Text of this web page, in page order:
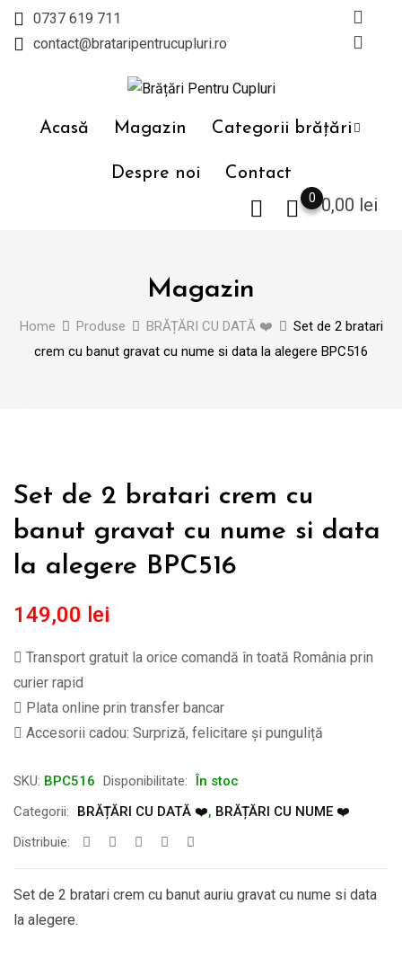
Skip
0737 619 711
contact@brataripentrucupluri.ro
Acasă Magazin Categorii brățări
Despre noi Contact
0,00 lei
0
Magazin
Home Produse BRĂȚĂRI CU DATĂ ❤️
Set de 2 bratari
crem cu banut gravat cu nume si data la alegere BPC516
Set de 2 bratari crem cu
banut gravat cu nume si data
la alegere BPC516
149,00 lei
Transport gratuit la orice comandă în toată România prin
curier rapid
Plata online prin transfer bancar
Accesorii cadou: Surpriză, felicitare și punguliță
SKU: BPC516 Disponibilitate: În stoc
Categorii:
BRĂȚĂRI CU DATĂ ❤️, BRĂȚĂRI CU NUME ❤️
Distribuie:
Set de 2 bratari crem cu banut auriu gravat cu nume si data
la alegere.